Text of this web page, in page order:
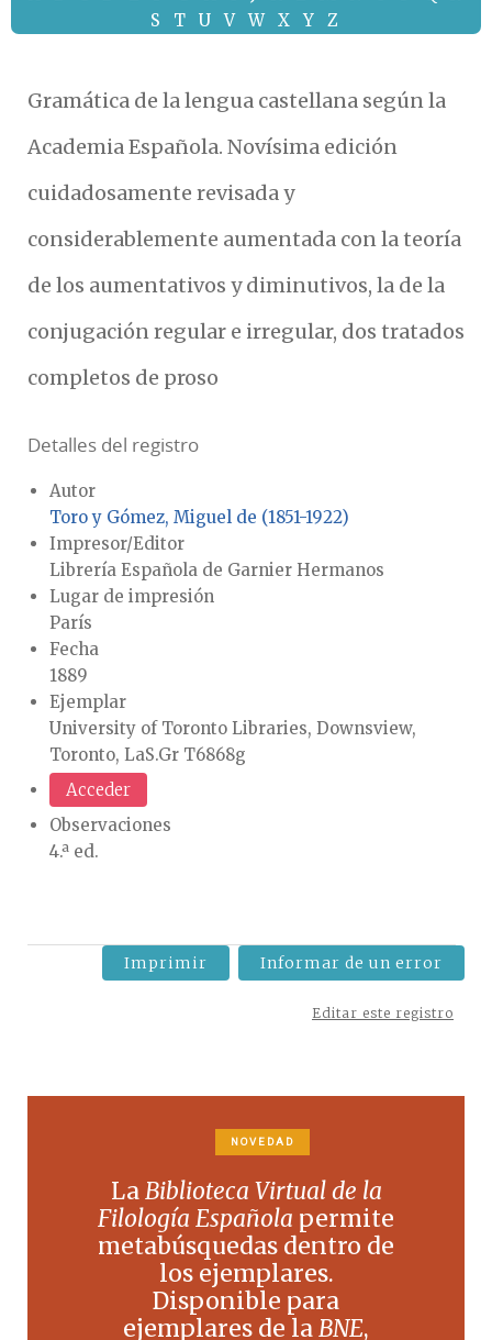
S
T U V W X Y Z
Gramática de la lengua castellana según la
Academia Española. Novísima edición
cuidadosamente revisada y
considerablemente aumentada con la teoría
de los aumentativos y diminutivos, la de la
conjugación regular e irregular, dos tratados
completos de proso
Detalles del registro
Autor
Toro y Gómez, Miguel de (1851-1922)
Impresor/Editor
Librería Española de Garnier Hermanos
Lugar de impresión
París
Fecha
1889
Ejemplar
University of Toronto Libraries, Downsview,
Toronto, LaS.Gr T6868g
Acceder
Observaciones
4.ª ed.
Imprimir Informar de un error
Editar este registro
NOVEDAD
LaBiblioteca Virtual de la
Filología Española permite
metabúsquedas dentro de
los ejemplares.
Disponible para
ejemplares de laBNE,